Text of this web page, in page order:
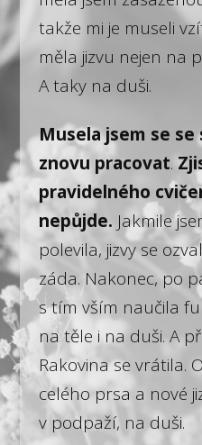
takže mi je museli
měla jizvu nejen na
A taky na duši.
Musela jsem se
znovu pracovat.
pravidelného
nepůjde. Jakmile
polevila, jizvy se
záda. Nakonec, po
s tím vším naučila
na těle i na duši. A
Rakovina se vrátila.
celého prsa a nové
v podpaží, na duši.